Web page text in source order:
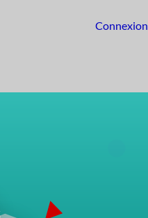
Connexion